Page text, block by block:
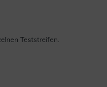
Teststreifen.